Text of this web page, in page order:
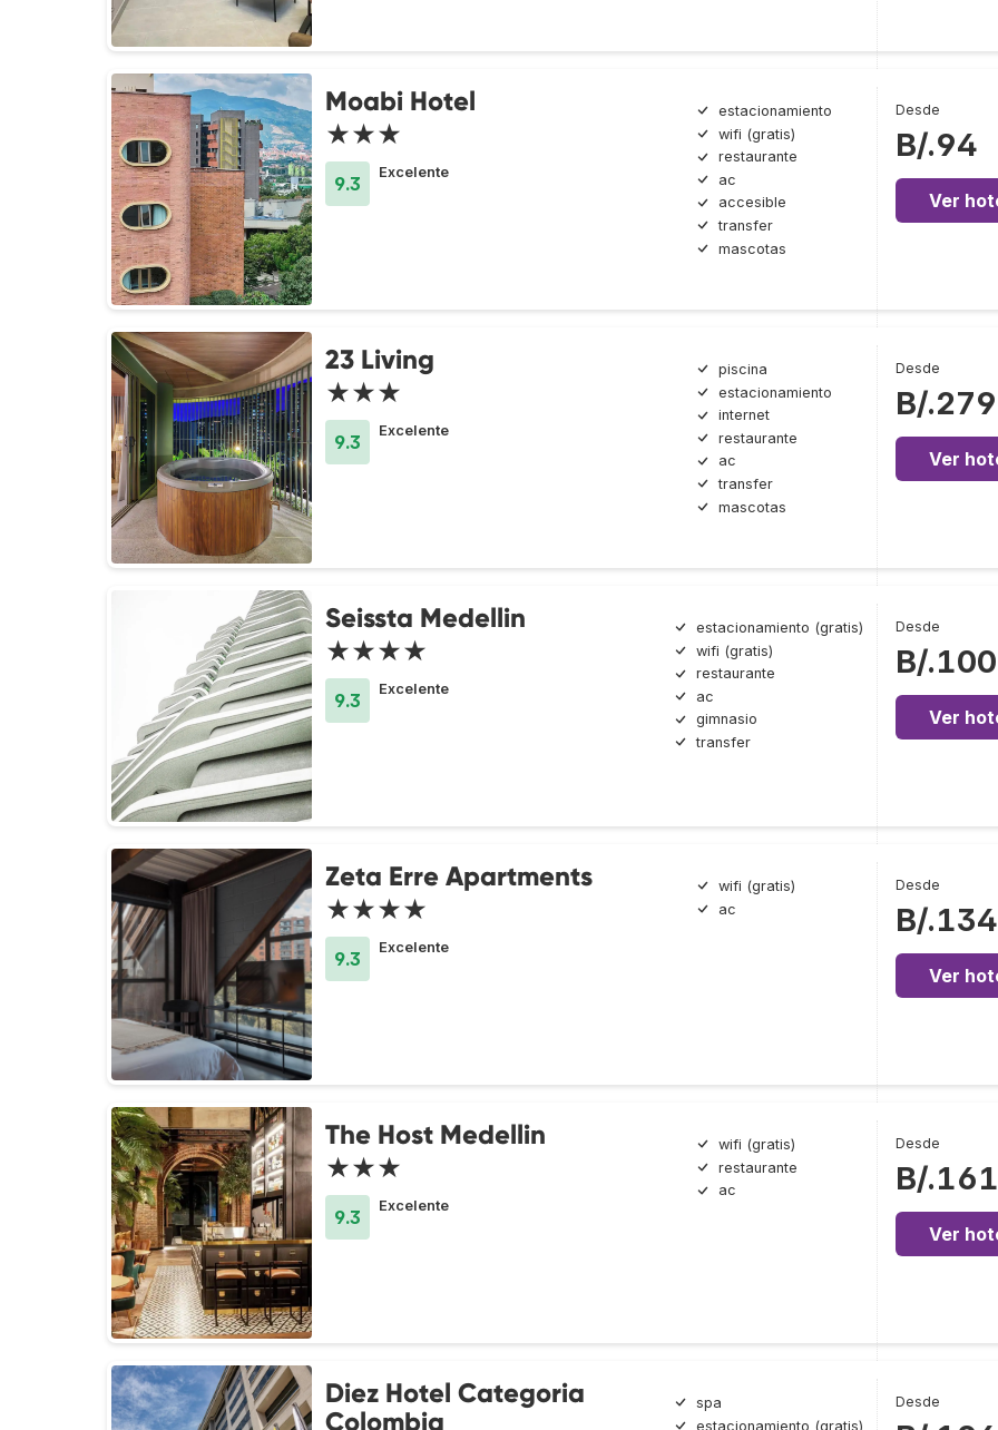
Moabi Hotel
★★★
9.3
Excelente
estacionamiento
wifi (gratis)
restaurante
ac
accesible
transfer
mascotas
Desde
B/.94
Ver
23 Living
★★★
9.3
Excelente
piscina
estacionamiento
internet
restaurante
ac
transfer
mascotas
Desde
B/.279
Ver
Seissta Medellin
★★★★
9.3
Excelente
estacionamiento (gratis)
wifi (gratis)
restaurante
ac
gimnasio
transfer
Desde
B/.100
Ver
Zeta Erre Apartments
★★★★
9.3
Excelente
wifi (gratis)
ac
Desde
B/.134
Ver
The Host Medellin
★★★
9.3
Excelente
wifi (gratis)
restaurante
ac
Desde
B/.161
Ver
Diez Hotel Categoria
Colombia
spa
estacionamiento (gratis)
Desde